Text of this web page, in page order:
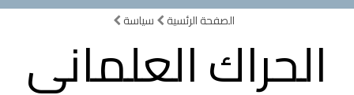
الصفحة الرئسية سياسة
الحراك العلماني